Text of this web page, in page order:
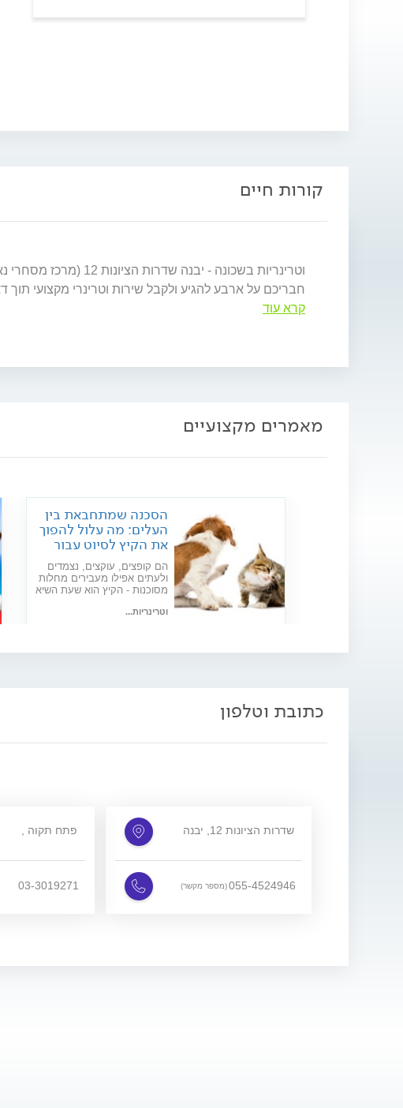
קורות חיים
וטרינריות בשכונה
חבריכם על ארבע להגיע ולקבל שירות וטרינרי מקצועי תוך
קרא עוד
מאמרים מקצועיים
הסכנה שמתחבאת בין
העלים: מה עלול להפוך
את הקיץ לסיוט עבור
חיות המחמד שלכם?
הם קופצים, עוקצים, נצמדים
ולעתים אפילו מעבירים מחלות
מסוכנות - הקיץ הוא שעת השיא
על הכוונת של חיית המחמד.
וטרינריות...
כתובת וטלפון
שדרות הציונות 12, יבנה
055-4524946(מספר מקשר)
, פתח תקוה
03-3019271